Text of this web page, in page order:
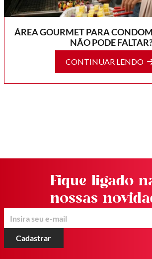
ÁREA GOURMET PARA
NÃO PODE
CONTINUAR LENDO
Fique ligado
nossas